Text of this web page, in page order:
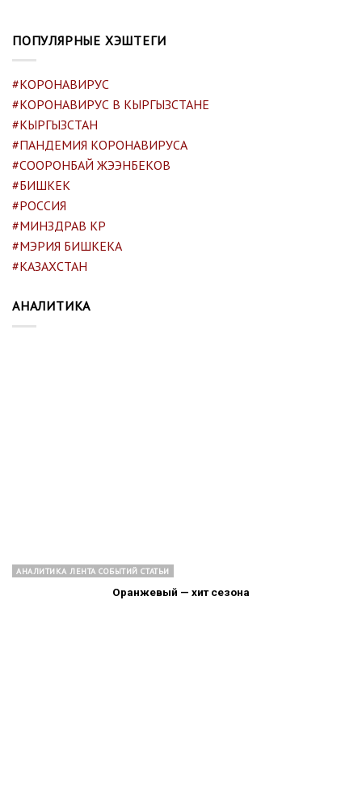
ПОПУЛЯРНЫЕ ХЭШТЕГИ
#КОРОНАВИРУС
#КОРОНАВИРУС В КЫРГЫЗСТАНЕ
#КЫРГЫЗСТАН
#ПАНДЕМИЯ КОРОНАВИРУСА
#СООРОНБАЙ ЖЭЭНБЕКОВ
#БИШКЕК
#РОССИЯ
#МИНЗДРАВ КР
#МЭРИЯ БИШКЕКА
#КАЗАХСТАН
АНАЛИТИКА
АНАЛИТИКА ЛЕНТА СОБЫТИЙ СТАТЬИ
Оранжевый — хит сезона